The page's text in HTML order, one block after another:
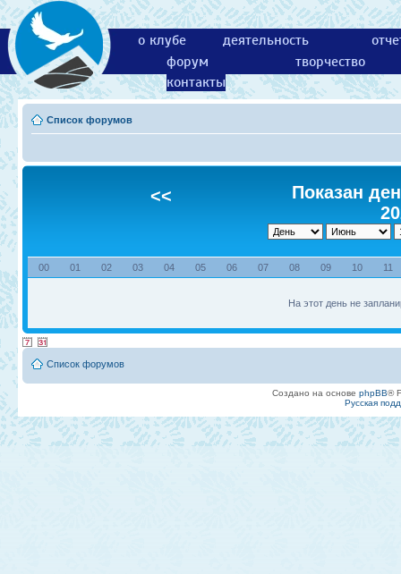
о клубе деятельность
форум
творчество
контакты
Список форумов
<<
Показан
00 01 02 03 04 05 06 07 08 09 10 11
На этот день не
Список форумов
Создано на основе phpBB®
Русская